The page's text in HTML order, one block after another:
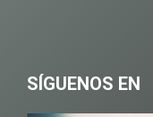
SÍGUENOS EN